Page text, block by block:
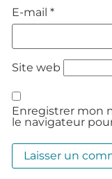
E-mail *
Site web
Enregistrer mon
le navigateur